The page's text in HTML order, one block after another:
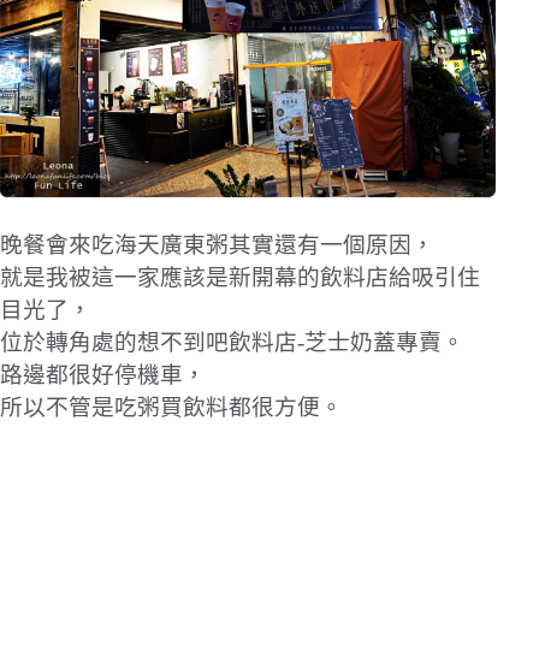
晚餐會來吃海天廣東粥其實還有一個原因，
就是我被這一家應該是新開幕的飲料店給吸引住
目光了，
位於轉角處的想不到吧飲料店-芝士奶蓋專賣。
路邊都很好停機車，
所以不管是吃粥買飲料都很方便。